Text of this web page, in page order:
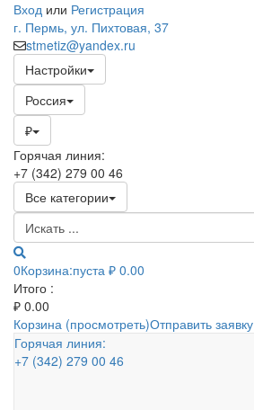
Вход или Регистрация
г. Пермь, ул. Пихтовая, 37
stmetiz@yandex.ru
Настройки
Россия
₽
Горячая линия:
+7 (342) 279 00 46
Все категории
0Корзина:пуста ₽ 0.00
Итого :
₽ 0.00
Корзина (просмотреть)Отправить заявку
Горячая линия:
+7 (342) 279 00 46